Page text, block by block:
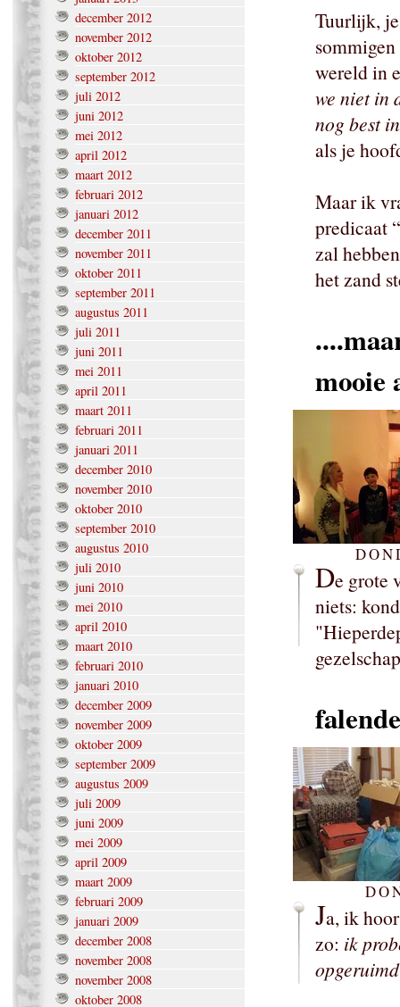
december 2012
november 2012
oktober 2012
september 2012
juli 2012
juni 2012
mei 2012
april 2012
maart 2012
februari 2012
januari 2012
december 2011
november 2011
oktober 2011
september 2011
augustus 2011
juli 2011
juni 2011
mei 2011
april 2011
maart 2011
februari 2011
januari 2011
december 2010
november 2010
oktober 2010
september 2010
augustus 2010
juli 2010
juni 2010
mei 2010
april 2010
maart 2010
februari 2010
januari 2010
december 2009
november 2009
oktober 2009
september 2009
augustus 2009
juli 2009
juni 2009
mei 2009
april 2009
maart 2009
februari 2009
januari 2009
december 2008
november 2008
november 2008
oktober 2008
Tuurlijk,
wereld in
we niet in
nog best
als je
Maar ik
predicaat
zal
het zand
mooie
De grote
niets:
Ja, ik
zo: ik